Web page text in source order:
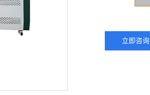
立即咨询